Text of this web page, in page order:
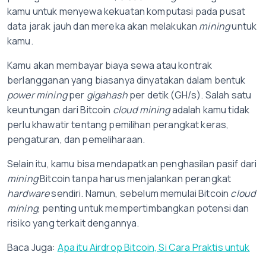
kamu untuk menyewa kekuatan komputasi pada pusat
data jarak jauh dan mereka akan melakukan mininguntuk
kamu.
Kamu akan membayar biaya sewa atau kontrak
berlangganan yang biasanya dinyatakan dalam bentuk
power miningper gigahashper detik (GH/s). Salah satu
keuntungan dari Bitcoin cloud miningadalah kamu tidak
perlu khawatir tentang pemilihan perangkat keras,
pengaturan, dan pemeliharaan.
Selain itu, kamu bisa mendapatkan penghasilan pasif dari
miningBitcoin tanpa harus menjalankan perangkat
hardwaresendiri. Namun, sebelum memulai Bitcoin cloud
mining, penting untuk mempertimbangkan potensi dan
risiko yang terkait dengannya.
Baca Juga: Apa itu Airdrop Bitcoin, Si Cara Praktis untuk